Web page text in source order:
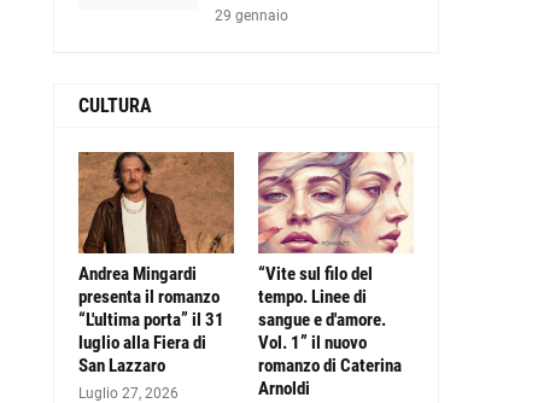
29 gennaio
CULTURA
Andrea Mingardi
presenta il romanzo
“L'ultima porta” il 31
luglio alla Fiera di
San Lazzaro
Luglio 27, 2026
“Vite sul filo del
tempo. Linee di
sangue e d'amore.
Vol. 1” il nuovo
romanzo di Caterina
Arnoldi